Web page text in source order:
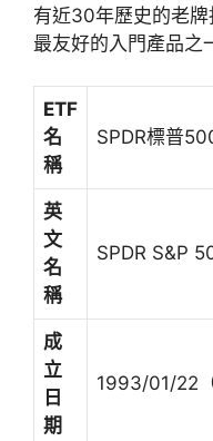
有近30年歷史的老
最友好的入門產品之
ETF
名
稱
SPDR標普
英
文
名
稱
SPDR S&P
成
立
日
期
1993/01/22